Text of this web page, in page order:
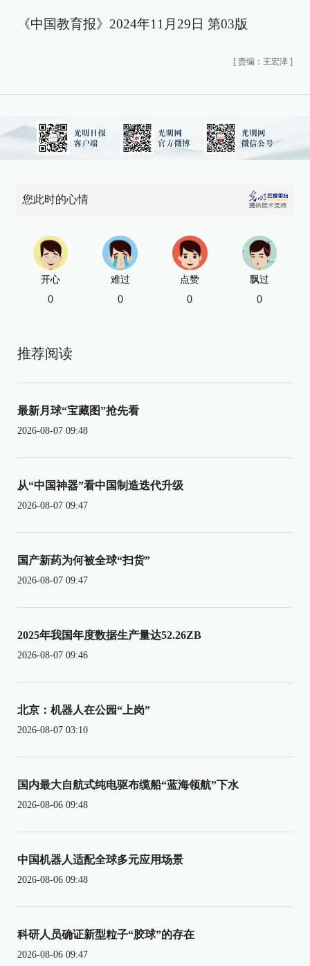
《中国教育报》2024年11月29日 第03版
[ 责编：王宏泽 ]
您此时的心情
开心
0
难过
0
点赞
0
飘过
0
推荐阅读
最新月球“宝藏图”抢先看
2026-08-07 09:48
从“中国神器”看中国制造迭代升级
2026-08-07 09:47
国产新药为何被全球“扫货”
2026-08-07 09:47
2025年我国年度数据生产量达52.26ZB
2026-08-07 09:46
北京：机器人在公园“上岗”
2026-08-07 03:10
国内最大自航式纯电驱布缆船“蓝海领航”下水
2026-08-06 09:48
中国机器人适配全球多元应用场景
2026-08-06 09:48
科研人员确证新型粒子“胶球”的存在
2026-08-06 09:47